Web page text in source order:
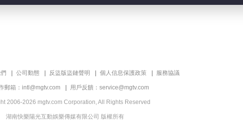
公司動態 反盜版盜鏈聲明 個人信息保護政策 服務協議
郵箱：intl@mgtv.com 用戶反饋：service@mgtv.com
2006-2026 mgtv.com Corporation, All Rights Reserved
湖南快樂陽光互動娛樂傳媒有限公司 版權所有